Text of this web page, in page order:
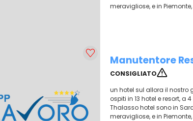
meravigliose, e in
Manutentore
CONSIGLIATO
un hotel sul allora il nostro
ospiti in 13 hotel e resort, a
Thalasso hotel sono in
meravigliose, e in